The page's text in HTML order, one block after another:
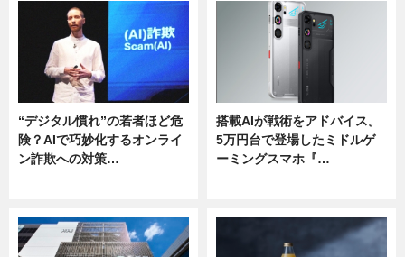
“デジタル慣れ”の若者ほど危
険？AIで巧妙化するオンライ
ン詐欺への対策…
搭載AIが戦術をアドバイス。
5万円台で登場したミドルゲ
ーミングスマホ『…